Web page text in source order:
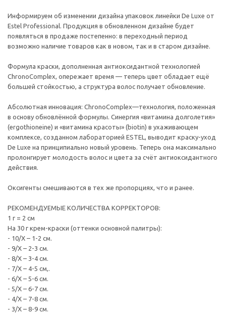
Информируем об изменении дизайна упаковок линейки De Luxe от
Estel Professional. Продукция в обновленном дизайне будет
появляться в продаже постепенно: в переходный период
возможно наличие товаров как в новом, так и в старом дизайне.
Формула краски, дополненная антиоксидантной технологией
ChronoComplex, опережает время — теперь цвет обладает ещё
большей стойкостью, а структура волос получает обновление.
Абсолютная инновация: ChronoComplex—технология, положенная
в основу обновлённой формулы. Синергия «витамина долголетия»
(ergothioneine) и «витамина красоты» (biotin) в ухаживающем
комплексе, созданном лабораторией ESTEL, выводит краску-уход
De Luxe на принципиально новый уровень. Теперь она максимально
пролонгирует молодость волос и цвета за счёт антиоксидантного
действия.
Оксигенты смешиваются в тех же пропорциях, что и ранее.
РЕКОМЕНДУЕМЫЕ КОЛИЧЕСТВА КОРРЕКТОРОВ:
1 г = 2 см
На 30 г крем-краски (оттенки основной палитры):
- 10/Х – 1-2 см.
- 9/Х – 2-3 см.
- 8/Х – 3-4 см.
- 7/Х – 4-5 см,.
- 6/Х – 5-6 см.
- 5/Х – 6-7 см.
- 4/Х – 7-8 см.
- 3/Х – 8-9 см.